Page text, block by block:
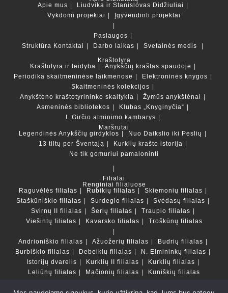
Apie mus
Liudvika ir Stanislovas Didžiuliai
Vykdomi projektai
Įgyvendinti projektai
Paslaugos
Struktūra Kontaktai Darbo laikas
Svetainės medis
Kraštotyra
Kraštotyra ir leidyba
Anykščių kraštas spaudoje
Periodika skaitmeninėse laikmenose
Elektroninės knygos
Skaitmeninės kolekcijos
Anykštėno kraštotyrininko skaitykla
Žymūs anykštėnai
Asmeninės bibliotekos
Klubas „Knyginyčia“
I. Girčio atminimo kambarys
Maršrutai
Legendinės Anykščių girdyklos
Nuo Daikslio iki Peslių
13 tiltų per Šventąją
Kurklių krašto istorija
Ne tik gomuriui pamaloninti
Filialai
Renginiai filialuose
Raguvėlės filialas
Rubikių filialas
Skiemonių filialas
Staškūniškio filialas
Surdegio filialas
Svėdasų filialas
Svirnų II filialas
Šerių filialas
Traupio filialas
Viešintų filialas
Kavarsko filialas Troškūnų filialas
Andrioniškio filialas Ažuožerių filialas
Budrių filialas
Burbiškio filialas
Debeikių filialas
N. Elmininkų filialas
Istorijų dvarelis
Kurklių II filialas
Kurklių filialas
Leliūnų filialas
Mačionių filialas Kuniškių filialas